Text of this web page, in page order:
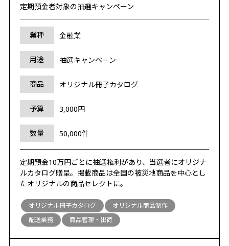
定期預金者対象の抽選キャンペーン
業種 金融業
用途 抽選キャンペーン
商品 オリジナル冊子カタログ
予算 3,000円
数量 50,000件
定期預金10万円ごとに抽選権利があり、当選者にオリジナ
ルカタログ贈呈。掲載商品は全国の被災地商品を中心とし
たオリジナルの商品セレクトに。
オリジナル冊子カタログ
オリジナル商品制作
配送業務
商品管理・出荷